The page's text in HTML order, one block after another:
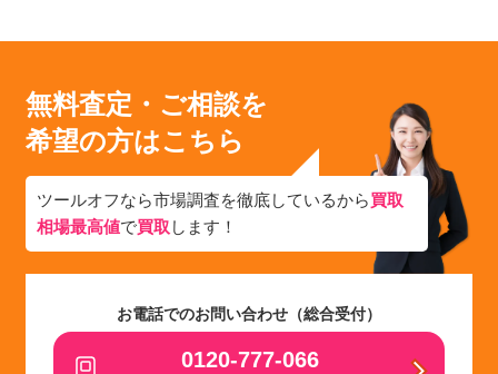
無料査定・ご相談を
希望の方はこちら
ツールオフなら市場調査を徹底しているから買取
相場最高値で買取 します！
お電話でのお問い合わせ（総合受付）
0120-777-066